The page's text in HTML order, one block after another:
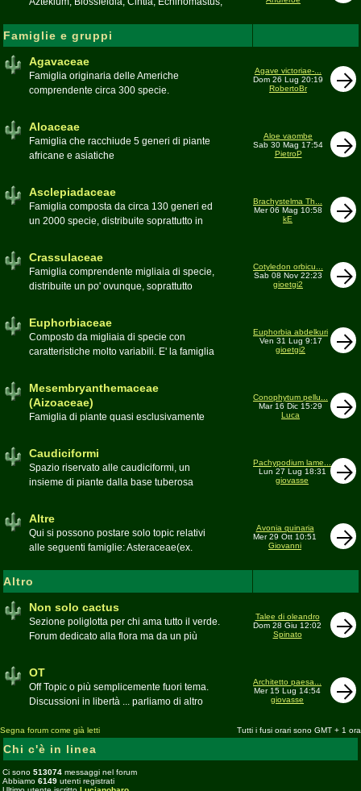
Geohintonia, Obregonia, Oroya,
Ortegocactus, Pediocactus, Pelecyphora,
Pereskia, Sclerocactus, Strombocactus ,
Toumeya, Uebelmannia, Yavia. Sottotribù:
Hylocereinae (Aporocactus, Epiphyllum,
Famiglie e gruppi
Agavaceae
Famiglia originaria delle Americhe
comprendente circa 300 specie.
generi:Agave, Beschorneria, Furcraea,
Hesperaloë, Littaea, Manfreda, Polianthes,
Agave victoriae-...
Dom 26 Lug 20:19
RobertoBr
Aloaceae
Famiglia che racchiude 5 generi di piante
africane e asiatiche
Aloe vaombe
Sab 30 Mag 17:54
PietroP
Asclepiadaceae
Famiglia composta da circa 130 generi ed
un 2000 specie, distribuite soprattutto in
Brachystelma Th...
Mer 06 Mag 10:58
kE
Crassulaceae
Famiglia comprendente migliaia di specie,
distribuite un po' ovunque, soprattutto
Cotyledon orbicu...
Sab 08 Nov 22:23
gioetgi2
Euphorbiaceae
Composto da migliaia di specie con
caratteristiche molto variabili. E' la famiglia
popolazioni anche nel nostro paese
Moderatorebeppe58
Euphorbia abdelkuri
Ven 31 Lug 9:17
gioetgi2
Mesembryanthemaceae
(Aizoaceae)
Famiglia di piante quasi esclusivamente
appartenenti alla famiglia
Conophytum pellu...
Mar 16 Dic 15:29
Luca
Caudiciformi
Spazio riservato alle caudiciformi, un
insieme di piante dalla base tuberosa
Pachypodium lame...
Lun 27 Lug 18:31
giovasse
Altre
Qui si possono postare solo topic relativi
alle seguenti famiglie: Asteraceae(ex.
Sansevieria; Lamiaceae (ex. Labiatae) gen.
Coleus e Plectranthus; Peperomiaceae gen.
Peperomia (solo specie succulente);
Geraniaceae gen. Pelargonium, Monsonia
Talinum, Portulacaria
Avonia quinaria
Mer 29 Ott 10:51
Giovanni
Altro
Non solo cactus
Sezione poliglotta per chi ama tutto il verde.
Forum dedicato alla flora ma da un più
Talee di oleandro
Dom 28 Giu 12:02
Spinato
OT
Off Topic o più semplicemente fuori tema.
Discussioni in libertà ... parliamo di altro
Architetto paesa...
Mer 15 Lug 14:54
giovasse
Segna forum come già letti Tutti i fusi orari sono GMT + 1 ora
Chi c'è in linea
Ci sono 513074 messaggi nel forum
Abbiamo 6149 utenti registrati